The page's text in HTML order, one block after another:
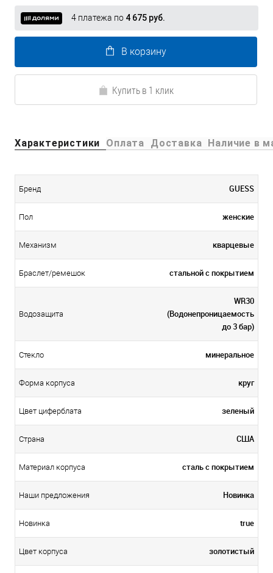
4 платежа по 4 675 руб.
В корзину
Купить в 1 клик
Характеристики Оплата Доставка Наличие в
Бренд GUESS
Пол женские
Механизм кварцевые
Браслет/ремешок стальной c покрытием
Водозащита
WR30
(Водонепроницаемость
до 3 бар)
Стекло минеральное
Форма корпуса круг
Цвет циферблата зеленый
Страна США
Материал корпуса сталь с покрытием
Наши предложения Новинка
Новинка true
Цвет корпуса золотистый